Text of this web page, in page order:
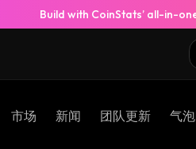
Build with CoinStats’ all-in-
市场 新闻 团队更新 气